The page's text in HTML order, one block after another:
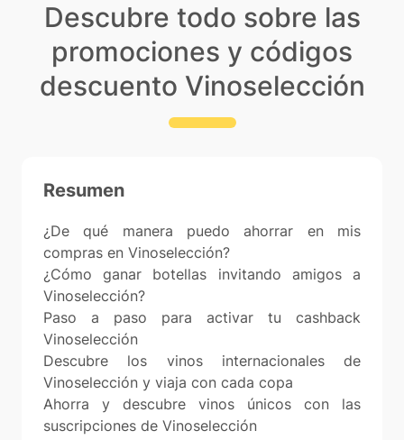
Descubre todo sobre las
promociones y códigos
descuento Vinoselección
Resumen
¿De qué manera puedo ahorrar en mis
compras en Vinoselección?
¿Cómo ganar botellas invitando amigos a
Vinoselección?
Paso a paso para activar tu cashback
Vinoselección
Descubre los vinos internacionales de
Vinoselección y viaja con cada copa
Ahorra y descubre vinos únicos con las
suscripciones de Vinoselección